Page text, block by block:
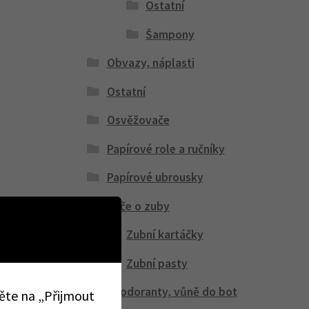
Ostatní
Šampony
Obvazy, náplasti
Ostatní
Osvěžovače
Papírové role a ručníky
Papírové ubrousky
Péče o zuby
Zubní kartáčky
Zubní pasty
Peodoranty, vůně do bot
na „Přijmout